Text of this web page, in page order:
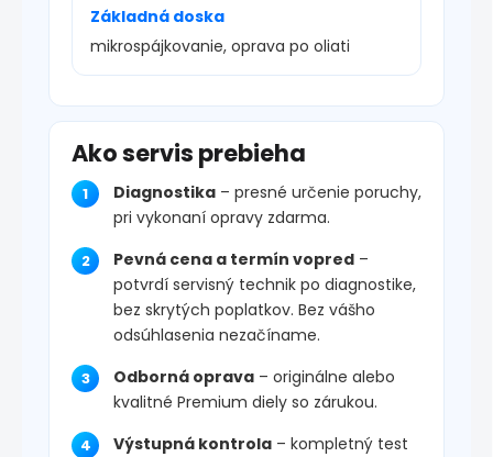
Základná doska
mikrospájkovanie, oprava po oliati
Ako servis prebieha
Diagnostika – presné určenie poruchy,
pri vykonaní opravy zdarma.
Pevná cena a termín vopred –
potvrdí servisný technik po diagnostike,
bez skrytých poplatkov. Bez vášho
odsúhlasenia nezačíname.
Odborná oprava – originálne alebo
kvalitné Premium diely so zárukou.
Výstupná kontrola – kompletný test